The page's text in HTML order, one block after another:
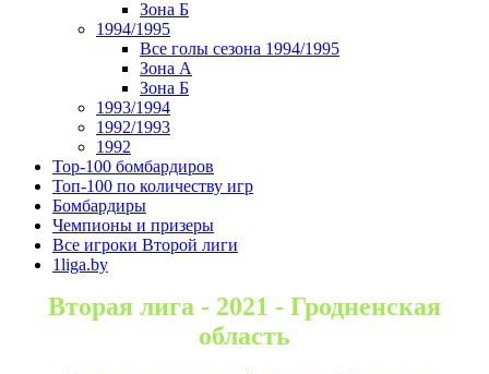
Зона Б
1994/1995
Все голы сезона 1994/1995
Зона А
Зона Б
1993/1994
1992/1993
1992
Top-100 бомбардиров
Топ-100 по количеству игр
Бомбардиры
Чемпионы и призеры
Все игроки Второй лиги
1liga.by
Вторая лига - 2021 - Гродненская
область